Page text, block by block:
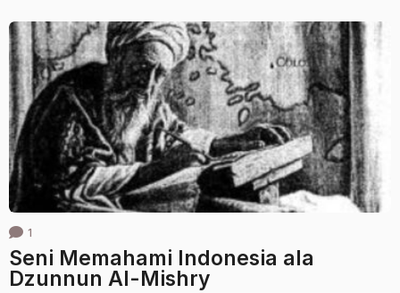
h
u
n
a
g
o
1
Seni Memahami Indonesia ala
Dzunnun Al-Mishry